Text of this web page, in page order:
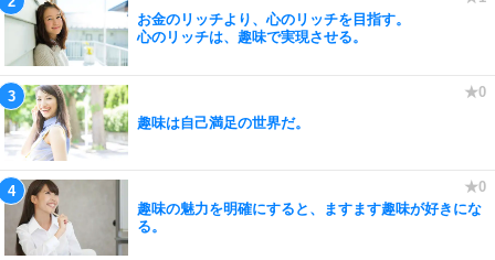
お金のリッチより、心のリッチを目指す。
心のリッチは、趣味で実現させる。
趣味は自己満足の世界だ。
趣味の魅力を明確にすると、ますます趣味が好きにな
る。